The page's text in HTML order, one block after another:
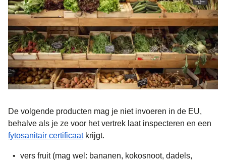
De volgende producten mag je niet invoeren in de EU,
behalve als je ze voor het vertrek laat inspecteren en een
fytosanitair certificaat( opent in een nieuwe tab
krijgt.
vers fruit (mag wel: bananen, kokosnoot, dadels,